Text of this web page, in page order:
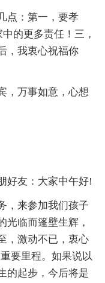
点：第一，要孝
的更多责任！三，
，我衷心祝福你
，万事如意，心想
好友：大家中午好!
，来参加我们孩子
光临而篷壁生辉，
，激动不已，衷心
要里程。如果说以
的起步，今后将是